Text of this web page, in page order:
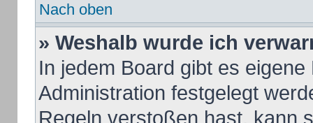
Nach oben
» Weshalb wurde ich
In jedem Board gibt es
Administration festgelegt
Regeln verstoßen hast, kann